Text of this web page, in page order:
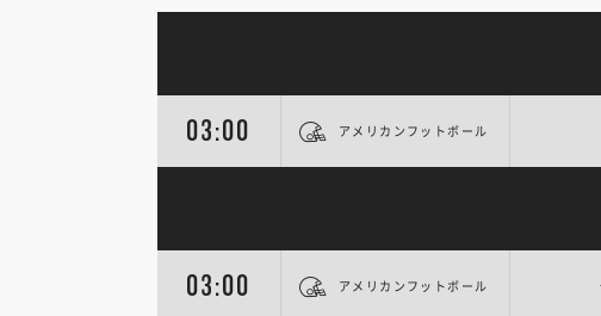
03:00 アメリカンフットボール
03:00 アメリカンフットボール